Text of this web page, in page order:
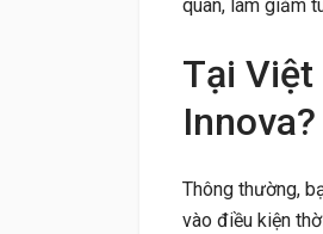
quan, làm giảm
Tại
Innova?
Thông thường,
vào điều kiện